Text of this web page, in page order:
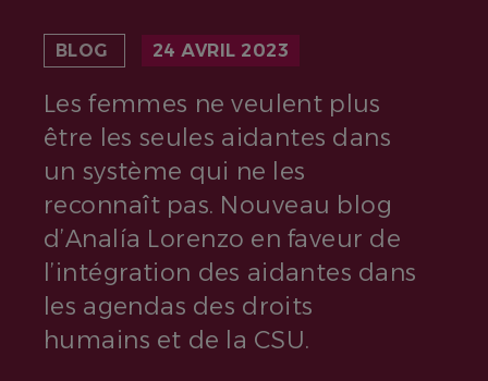
BLOG 24 AVRIL 2023
Les femmes ne veulent plus
être les seules aidantes dans
un système qui ne les
reconnaît pas. Nouveau blog
d’Analía Lorenzo en faveur de
l’intégration des aidantes dans
les agendas des droits
humains et de la CSU.